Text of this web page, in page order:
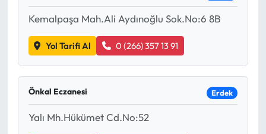
Kemalpaşa Mah.Ali Aydınoğlu Sok.No:6 8B
Yol Tarifi Al 0 (266) 357 13 91
Önkal Eczanesi Erdek
Yalı Mh.Hükümet Cd.No:52